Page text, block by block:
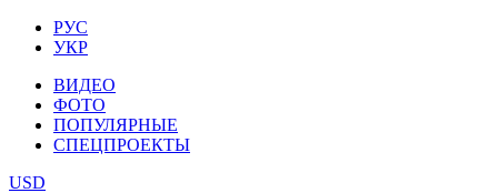
РУС
УКР
ВИДЕО
ФОТО
ПОПУЛЯРНЫЕ
СПЕЦПРОЕКТЫ
USD